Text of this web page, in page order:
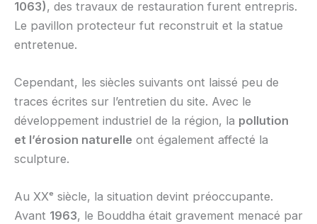
1063), des travaux de restauration furent entrepris.
Le pavillon protecteur fut reconstruit et la statue
entretenue.
Cependant, les siècles suivants ont laissé peu de
traces écrites sur l’entretien du site. Avec le
développement industriel de la région, la pollution
et l’érosion naturelle ont également affecté la
sculpture.
Au XXᵉ siècle, la situation devint préoccupante.
Avant 1963, le Bouddha était gravement menacé par